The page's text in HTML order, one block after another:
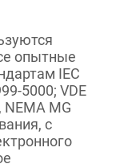
опытные
IEC
5000; VDE
NEMA MG
с